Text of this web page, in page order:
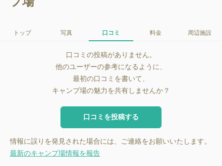
トップ 写真 口コミ 料金 周辺施設
口コミの投稿がありません。
他のユーザーの参考になるように、
最初の口コミを書いて、
キャンプ場の魅力を共有しませんか？
口コミを投稿する
情報に誤りを発見された場合には、ご連絡をお願いいたします。
最新のキャンプ場情報を報告